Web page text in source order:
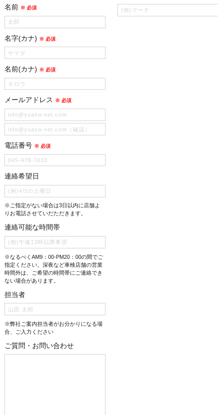
名前 ※ 必須
名字(カナ) ※ 必須
名前(カナ) ※ 必須
メールアドレス ※ 必須
電話番号 ※ 必須
連絡希望日
※ご指定がない場合は3日以内に店舗よ
りお電話させていだただきます。
連絡可能な時間帯
※なるべくAM9：00-PM20：00の間でご
指定ください。深夜など車検店舗の営業
時間外は、ご希望の時間帯にご連絡でき
ない場合があります。
担当者
※弊社ご案内担当者がお分かりになる場
合、ご入力ください
ご質問・お問い合わせ